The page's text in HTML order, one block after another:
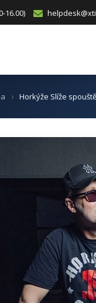
16.00)
Horkýže Slíže